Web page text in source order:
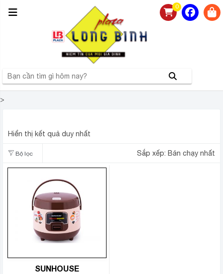
0
>
Hiển thị kết quả duy nhất
Bộ lọc Sắp xếp: Bán chạy nhất
SUNHOUSE